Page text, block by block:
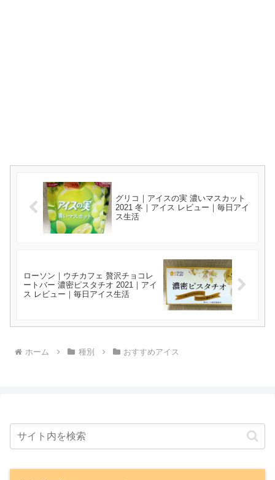
グリコ｜アイスの実 濃いマスカット
2021 冬｜アイス レビュー｜毎日アイ
ス生活
ローソン｜ウチカフェ 贅沢チョコレ
ートバー 濃密ピスタチオ 2021｜アイ
ス レビュー｜毎日アイス生活
ホーム 種別 おすすめアイス